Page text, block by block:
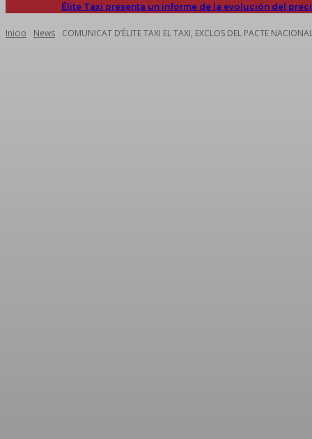
Élite Taxi presenta un informe de la evolución del
Inicio News COMUNICAT D’ÈLITE TAXI EL TAXI, EXCLOS DEL PACTE